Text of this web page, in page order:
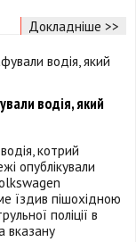
Докладніше >>
водія, який
котрий
опублікували
їздив пішохідною
поліції в
вказану